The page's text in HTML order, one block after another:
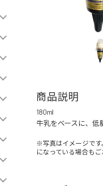
商品説明
180ml
牛乳をベースに、低
※写真はイメージです
になっている場合も